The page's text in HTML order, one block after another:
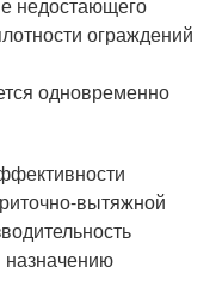
недостающего
ограждений
одновременно
вытяжной
назначению